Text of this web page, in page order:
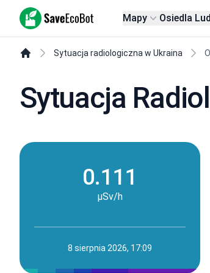
SaveEcoBot Mapy Osiedla
Sytuacja radiologiczna w Ukraina
Sytuacja
0.111
µSv/h
8 sierpnia 2026, 17:09